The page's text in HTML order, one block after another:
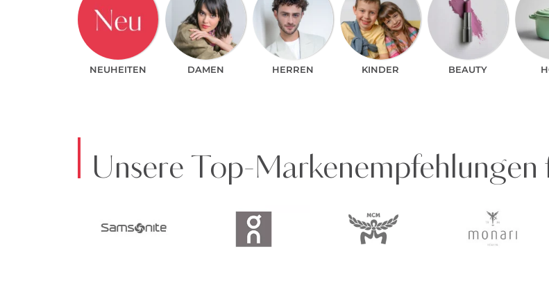
NEUHEITEN DAMEN HERREN KINDER BEAUTY
Unsere Top-Markenempfehlungen